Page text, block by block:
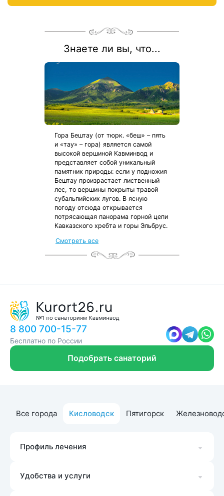
Знаете ли вы, что...
Гора Бештау (от тюрк. «беш» – пять
и «тау» – гора) является самой
высокой вершиной Кавминвод и
представляет собой уникальный
памятник природы: если у подножия
Бештау произрастает лиственный
лес, то вершины покрыты травой
субальпийских лугов. В ясную
погоду отсюда открывается
потрясающая панорама горной цепи
Кавказского хребта и горы Эльбрус.
Смотреть все
от местных жителей
с чек-листом
и туристической картой
8 800 700-15-77
Бесплатно по России
Подобрать санаторий
Все города Кисловодск Пятигорск
Профиль лечения
Удобства и услуги